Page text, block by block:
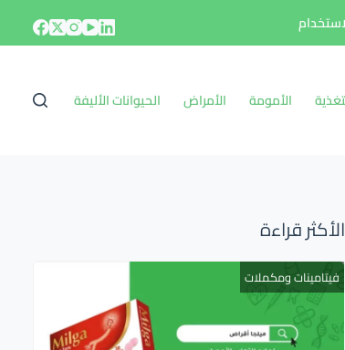
الأمومة الأمراض الحيوانات الأليفة
الأكثر قراءة
فيتامينات ومكملات